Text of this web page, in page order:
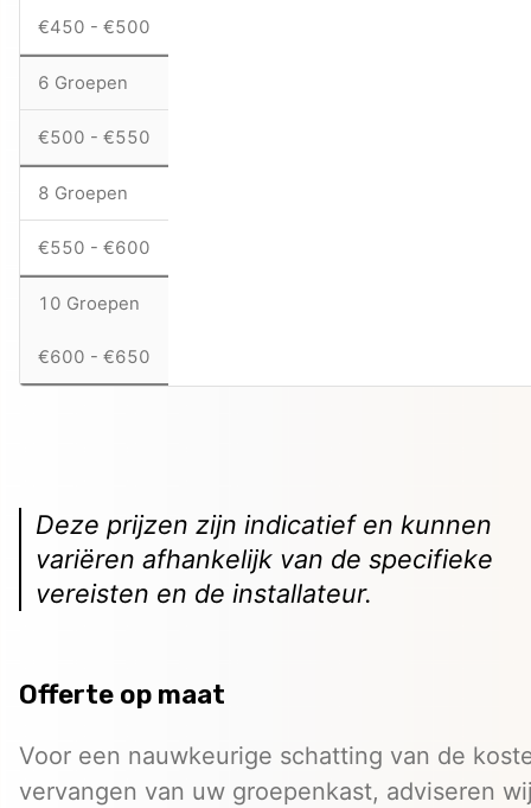
€450 - €500
6 Groepen
€500 - €550
8 Groepen
€550 - €600
10 Groepen
€600 - €650
Deze prijzen zijn indicatief en kunnen
variëren afhankelijk van de specifieke
vereisten en de installateur.
Offerte op maat
Voor een nauwkeurige schatting van de
vervangen van uw groepenkast, adviseren